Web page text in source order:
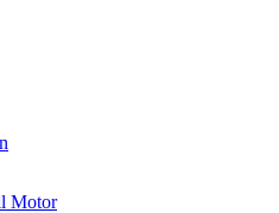
Motor